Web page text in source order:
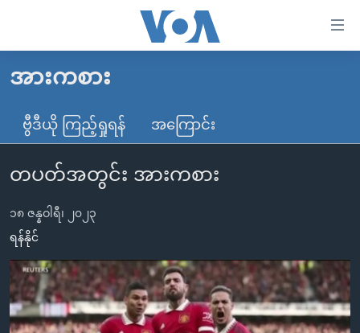
လွယ်ကူ
သည့်
များ
ပင်မ
အကြောင်းအရာ
ကျော်
ကြည့်
ရန်
မူလစာမျက်နှာ
မြန်မာ
ကမ္ဘာ့သတင်းများ
နိုင်ငံတကာ
တရုတ်
အစ္စရေး-ပါလက်စတိုင်း
ဗွီဒီယို
ရပ်ဝန်းတခု လမ်းတခု အလွန်
အင်္ဂလိပ်စာလေ့လာမယ်
အမေရိကန်သုံးအီဒီယံ
မကြေးမုံရဲ့ အင်္ဂလိပ်စာ
အပတ်စဉ်ကဏ္ဍများ
ရေဒီယို
ရေဒီယိုနှင့်ရုပ်သံ အချက်အလက်များ
အားကစား
ဗွီဒီယို ကြည့်ရှုရန် အကြောင်း
တပတ်အတွင်း အားကစား
၁၈ ဇန္နဝါရီ၊ ၂၀၂၃
ရန်နိုင်